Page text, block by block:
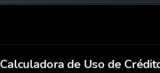
Calculadora de Uso de